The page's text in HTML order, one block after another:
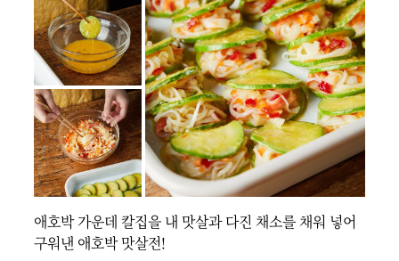
애호박 가운데 칼집을 내 맛살과 다진 채소를 채워 넣어
구워낸 애호박 맛살전!